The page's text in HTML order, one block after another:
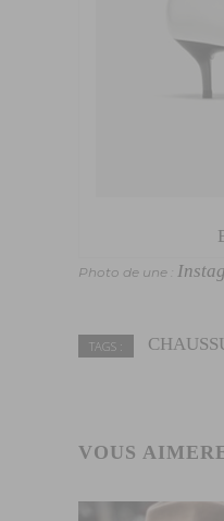
Photo de une :
TAGS :
VOUS